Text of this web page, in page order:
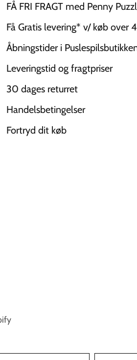
FÅ FRI FRAGT med Penny
Få Gratis levering* v/ køb over
Åbningstider i
Leveringstid og fragtpriser
30 dages returret
Handelsbetingelser
Fortryd dit køb